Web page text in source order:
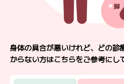
身体の具合が悪いけれど、どの診
からない方はこちらをご参考にし